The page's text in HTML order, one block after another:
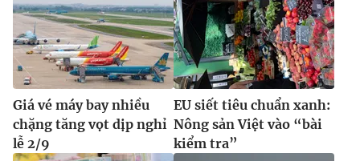
® Cấm sao chép dưới mọi hình thức nếu không có sự chấp
thuận bằng văn bản. Ghi rõ nguồn VTV.vn khi phát hành lại
thông tin từ website này.
Giá vé máy bay nhiều
chặng tăng vọt dịp nghỉ
lễ 2/9
EU siết tiêu chuẩn xanh:
Nông sản Việt vào “bài
kiểm tra”